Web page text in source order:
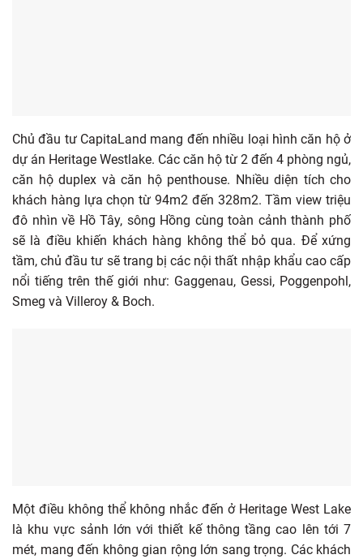
Chủ đầu tư CapitaLand mang đến nhiều loại hình căn hộ ở
dự án Heritage Westlake. Các căn hộ từ 2 đến 4 phòng ngủ,
căn hộ duplex và căn hộ penthouse. Nhiều diện tích cho
khách hàng lựa chọn từ 94m2 đến 328m2. Tầm view triệu
đô nhìn về Hồ Tây, sông Hồng cùng toàn cảnh thành phố
sẽ là điều khiến khách hàng không thể bỏ qua. Để xứng
tầm, chủ đầu tư sẽ trang bị các nội thất nhập khẩu cao cấp
nổi tiếng trên thế giới như: Gaggenau, Gessi, Poggenpohl,
Smeg và Villeroy & Boch.
Một điều không thể không nhắc đến ở Heritage West Lake
là khu vực sảnh lớn với thiết kế thông tầng cao lên tới 7
mét, mang đến không gian rộng lớn sang trọng. Các khách